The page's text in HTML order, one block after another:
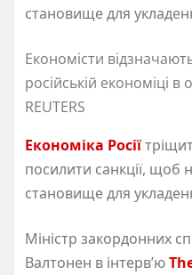
становище для
Економісти
російській економіці в
REUTERS
Економіка Росії
посилити санкції, щоб
становище для
Міністр закордонних
Валтонен в інтерв’ю